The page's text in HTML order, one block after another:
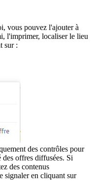
vous pouvez l'ajouter à
l'imprimer, localiser le lieu
sur :
des contrôles pour
offres diffusées. Si
des contenus
signaler en cliquant sur